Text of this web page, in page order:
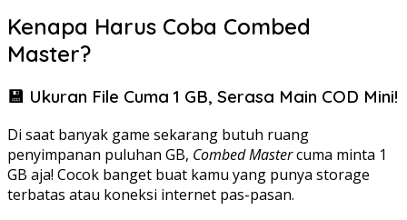
Kenapa Harus Coba Combed
Master?
💾 Ukuran File Cuma 1 GB, Serasa Main COD Mini!
Di saat banyak game sekarang butuh ruang
penyimpanan puluhan GB, Combed Mastercuma minta 1
GB aja! Cocok banget buat kamu yang punya storage
terbatas atau koneksi internet pas-pasan.